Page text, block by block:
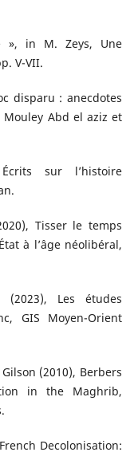
», in M. Zeys, Une
V-VII.
disparu : anecdotes
Abd el aziz et
sur l’histoire
Tisser le temps
à l’âge néolibéral,
Les études
GIS Moyen-Orient
(2010), Berbers
in the Maghrib,
Decolonisation: